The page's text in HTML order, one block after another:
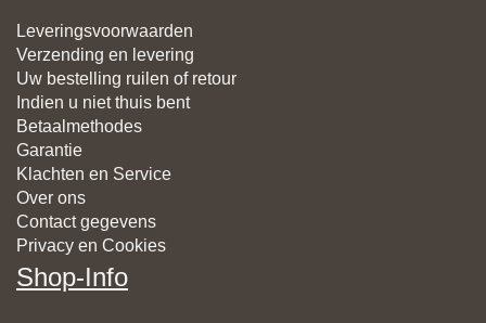
Leveringsvoorwaarden
Verzending en levering
Uw bestelling ruilen of retour
Indien u niet thuis bent
Betaalmethodes
Garantie
Klachten en Service
Over ons
Contact gegevens
Privacy en Cookies
Shop-Info